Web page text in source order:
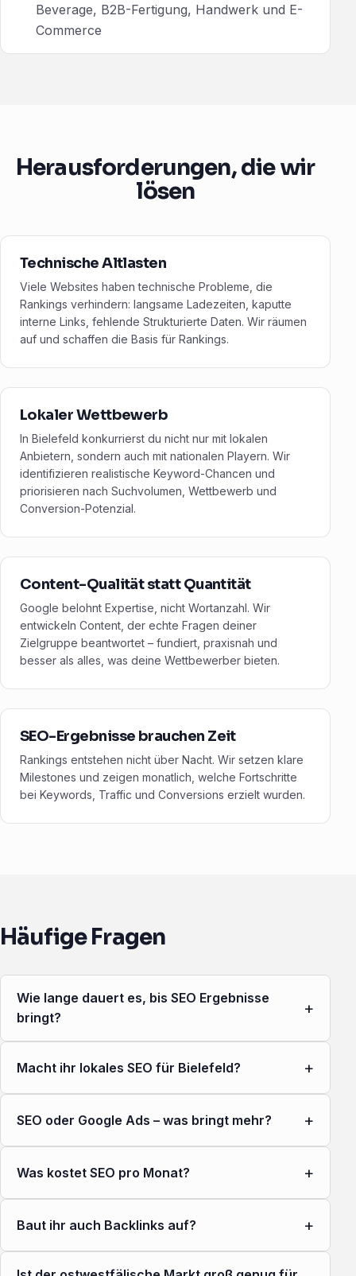
Beverage, B2B-Fertigung, Handwerk und E-
Commerce
Herausforderungen, die wir
lösen
Technische Altlasten
Viele Websites haben technische Probleme, die
Rankings verhindern: langsame Ladezeiten, kaputte
interne Links, fehlende Strukturierte Daten. Wir räumen
auf und schaffen die Basis für Rankings.
Lokaler Wettbewerb
In Bielefeld konkurrierst du nicht nur mit lokalen
Anbietern, sondern auch mit nationalen Playern. Wir
identifizieren realistische Keyword-Chancen und
priorisieren nach Suchvolumen, Wettbewerb und
Conversion-Potenzial.
Content-Qualität statt Quantität
Google belohnt Expertise, nicht Wortanzahl. Wir
entwickeln Content, der echte Fragen deiner
Zielgruppe beantwortet – fundiert, praxisnah und
besser als alles, was deine Wettbewerber bieten.
SEO-Ergebnisse brauchen Zeit
Rankings entstehen nicht über Nacht. Wir setzen klare
Milestones und zeigen monatlich, welche Fortschritte
bei Keywords, Traffic und Conversions erzielt wurden.
Häufige Fragen
Wie lange dauert es, bis SEO Ergebnisse
bringt?
+
Macht ihr lokales SEO für Bielefeld? +
SEO oder Google Ads – was bringt mehr? +
Was kostet SEO pro Monat? +
Baut ihr auch Backlinks auf? +